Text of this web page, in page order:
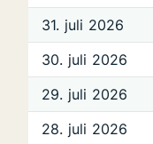
31. juli 2026
30. juli 2026
29. juli 2026
28. juli 2026